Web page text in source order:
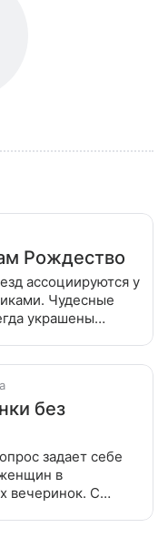
Рождество
ассоциируются у
Чудесные
украшены
без
задает себе
в
вечеринок. С